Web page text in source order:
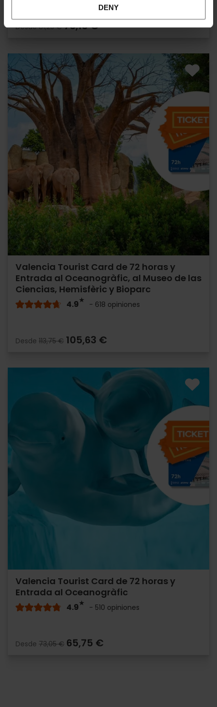
DENY
Desde81,25 € 73,13 €
Valencia Tourist Card de 72 horas y
Entrada al Oceanogràfic, al Museo de las
Ciencias, Hemisfèric y Bioparc
4.9 - 618 opiniones
Desde 113,75 € 105,63 €
Valencia Tourist Card de 72 horas y
Entrada al Oceanogràfic
4.9 - 510 opiniones
Desde 73,05 € 65,75 €